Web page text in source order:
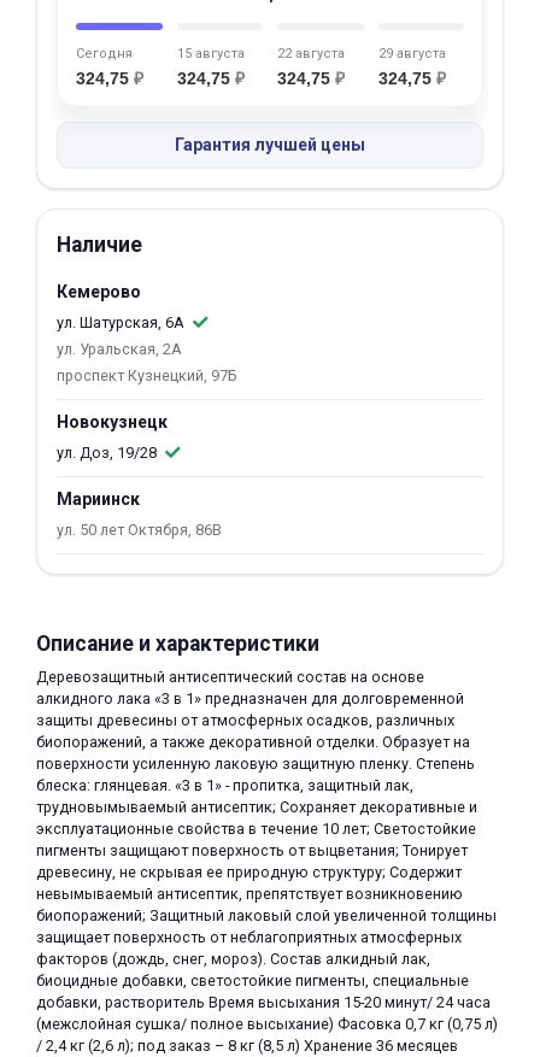
Сегодня
324,75 ₽
15 августа
324,75 ₽
22 августа
324,75 ₽
29 августа
324,75 ₽
Гарантия лучшей цены
Наличие
Кемерово
ул. Шатурская, 6А
ул. Уральская, 2А
проспект Кузнецкий, 97Б
Новокузнецк
ул. Доз, 19/28
Мариинск
ул. 50 лет Октября, 86В
Описание и характеристики
Деревозащитный антисептический состав на основе
алкидного лака «3 в 1» предназначен для долговременной
защиты древесины от атмосферных осадков, различных
биопоражений, а также декоративной отделки. Образует на
поверхности усиленную лаковую защитную пленку. Степень
блеска: глянцевая. «3 в 1» - пропитка, защитный лак,
трудновымываемый антисептик; Сохраняет декоративные и
эксплуатационные свойства в течение 10 лет; Светостойкие
пигменты защищают поверхность от выцветания; Тонирует
древесину, не скрывая ее природную структуру; Содержит
невымываемый антисептик, препятствует возникновению
биопоражений; Защитный лаковый слой увеличенной толщины
защищает поверхность от неблагоприятных атмосферных
факторов (дождь, снег, мороз). Состав алкидный лак,
биоцидные добавки, светостойкие пигменты, специальные
добавки, растворитель Время высыхания 15-20 минут/ 24 часа
(межслойная сушка/ полное высыхание) Фасовка 0,7 кг (0,75 л)
/ 2,4 кг (2,6 л); под заказ – 8 кг (8,5 л) Хранение 36 месяцев
об оплате Плайтом
раз в 2
недели
раз в 2 недели
Остались вопросы?
plait.ru